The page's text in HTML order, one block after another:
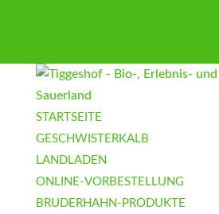
STARTSEITE
GESCHWISTERKALB
LANDLADEN
ONLINE-VORBESTELLUNG
BRUDERHAHN-PRODUKTE